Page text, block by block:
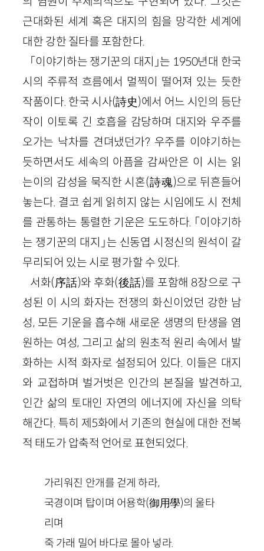
근대화된 세계 혹은 대지의 힘을 망각한 세계에
대한 강한 질타를 포함한다.
「이야기하는 쟁기꾼의 대지」는 1950년대 한국
시의 주류적 흐름에서 멀찍이 떨어져 있는 듯한
작품이다. 한국 시사(詩史)에서 어느 시인의 등단
작이 이토록 긴 호흡을 감당하며 대지와 우주를
오가는 낙차를 견뎌냈던가? 우주를 이야기하는
듯하면서도 세속의 아픔을 감싸안은 이 시는 읽
는이의 감성을 묵직한 시혼(詩魂)으로 뒤흔들어
놓는다. 결코 쉽게 읽히지 않는 시임에도 시 전체
를 관통하는 통렬한 기운은 도도하다. 「이야기하
는 쟁기꾼의 대지」는 신동엽 시정신의 원석이 갈
무리되어 있는 시로 평가할 수 있다.
서화(序話)와 후화(後話)를 포함해 8장으로 구
성된 이 시의 화자는 전쟁의 화신이었던 강한 남
성, 모든 기운을 흡수해 새로운 생명의 탄생을 염
원하는 여성, 그리고 삶의 원초적 원리 속에서 발
화하는 시적 화자로 설정되어 있다. 이들은 대지
와 교접하며 벌거벗은 인간의 본질을 발견하고,
인간 삶의 토대인 자연의 에너지에 자신을 의탁
해간다. 특히 제5화에서 기존의 현실에 대한 전복
적 태도가 압축적 언어로 표현되었다.
가리워진 안개를 걷게 하라,
국경이며 탑이며 어용학(御用學)의 울타
리며
죽 가래 밀어 바다로 몰아 넣라.